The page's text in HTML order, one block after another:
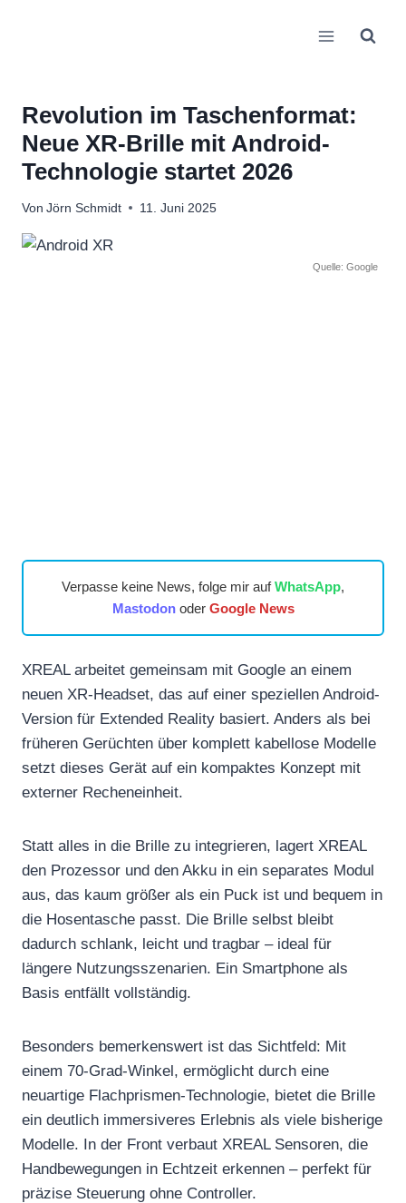
Revolution im Taschenformat:
Neue XR-Brille mit Android-
Technologie startet 2026
Von Jörn Schmidt 11. Juni 2025
Quelle: Google
Verpasse keine News, folge mir aufWhatsApp,
Mastodonoder Google News
XREAL arbeitet gemeinsam mit Google an einem
neuen XR-Headset, das auf einer speziellen Android-
Version für Extended Reality basiert. Anders als bei
früheren Gerüchten über komplett kabellose Modelle
setzt dieses Gerät auf ein kompaktes Konzept mit
externer Recheneinheit.
Statt alles in die Brille zu integrieren, lagert XREAL
den Prozessor und den Akku in ein separates Modul
aus, das kaum größer als ein Puck ist und bequem in
die Hosentasche passt. Die Brille selbst bleibt
dadurch schlank, leicht und tragbar – ideal für
längere Nutzungsszenarien. Ein Smartphone als
Basis entfällt vollständig.
Besonders bemerkenswert ist das Sichtfeld: Mit
einem 70-Grad-Winkel, ermöglicht durch eine
neuartige Flachprismen-Technologie, bietet die Brille
ein deutlich immersiveres Erlebnis als viele bisherige
Modelle. In der Front verbaut XREAL Sensoren, die
Handbewegungen in Echtzeit erkennen – perfekt für
präzise Steuerung ohne Controller.